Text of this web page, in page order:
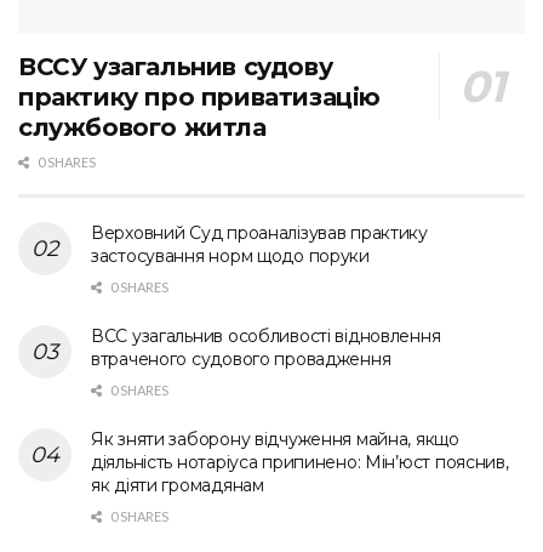
ВССУ узагальнив судову
практику про приватизацію
службового житла
0 SHARES
Верховний Суд проаналізував практику
застосування норм щодо поруки
0 SHARES
ВСС узагальнив особливості відновлення
втраченого судового провадження
0 SHARES
Як зняти заборону відчуження майна, якщо
діяльність нотаріуса припинено: Мін’юст пояснив,
як діяти громадянам
0 SHARES